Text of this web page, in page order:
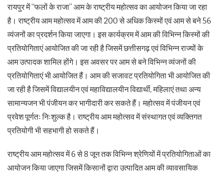
रायपुर में ‘‘फलों के राजा’’ आम के राष्ट्रीय महोत्सव का आयोजन किया जा रहा
है। राष्ट्रीय आम महोत्सव में आम की 200 से अधिक किस्मों एवं आम से बने 56
व्यंजनों का प्रदर्शन किया जाएगा। इस कार्यक्रम में आम की विभिन्न किस्मों की
प्रतियोगिताएं आयोजित की जा रही है जिसमें छत्तीसगढ़ एवं विभिन्न राज्यों के
आम उत्पादक शामिल होंगे। इस अवसर पर आम से बने विभिन्न व्यंजनों की
प्रतियोगिताएं भी आयोजित हैं। आम की सजावट प्रतियोगिता भी आयोजित की
जा रही है जिसमें विद्यालयीन एवं महाविद्यालयीन विद्यार्थी, महिलाएं तथा अन्य
सामान्यजन भी पंजीयन कर भागीदारी कर सकते हैं। महोत्सव में पंजीयन एवं
प्रवेश पूर्णतः निःशुल्क है। राष्ट्रीय आम महोत्सव में संस्थागत एवं व्यक्तिगत
प्रतियोगी भी सहभागी हो सकते हैं।
राष्ट्रीय आम महोत्सव में 6 से 8 जून तक विभिन्न श्रेणियों में प्रतियोगिताओं का
आयोजन किया जाएगा जिसमें किसानों द्वारा उत्पादित आम की व्यावसायिक